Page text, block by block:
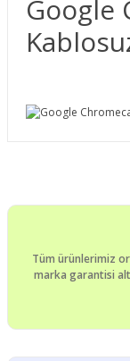
Google
Görüş ve
Ürün resmi
Tüm ürünlerimiz
marka garantisi